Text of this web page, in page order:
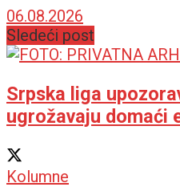
naroda
06.08.2026
Sledeći post
Srpska liga
ugrožavaju domaći
Kolumne